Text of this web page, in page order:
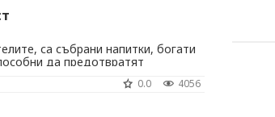
са събрани напитки, богати
да предотвратят
радикали в клетките, с
4056
0.0